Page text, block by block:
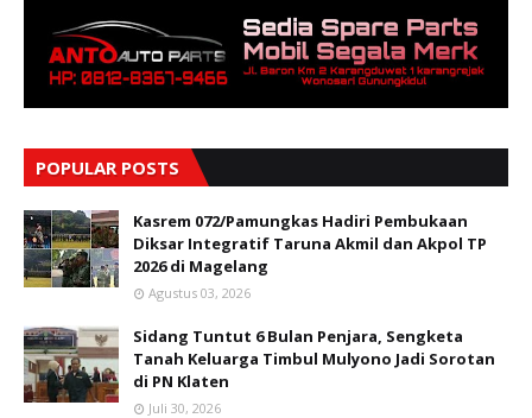
POPULAR POSTS
Kasrem 072/Pamungkas Hadiri Pembukaan
Diksar Integratif Taruna Akmil dan Akpol TP
2026 di Magelang
Agustus 03, 2026
Sidang Tuntut 6 Bulan Penjara, Sengketa
Tanah Keluarga Timbul Mulyono Jadi Sorotan
di PN Klaten
Juli 30, 2026